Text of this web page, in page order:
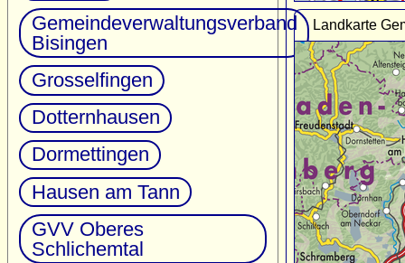
Gemeindeverwaltungsverband
Bisingen
Grosselfingen
Dotternhausen
Dormettingen
Hausen am Tann
GVV Oberes
Schlichemtal
Landkarte